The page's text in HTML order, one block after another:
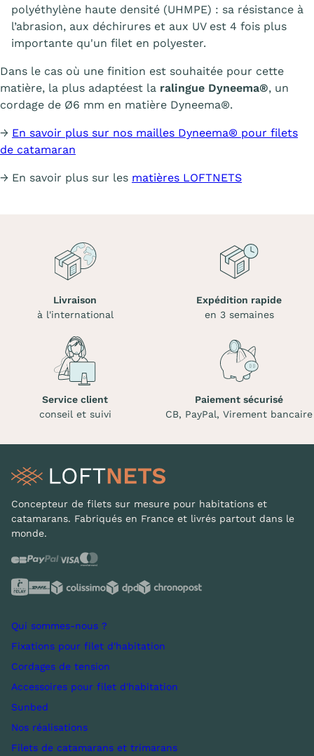
polyéthylène haute densité (UHMPE) : sa résistance à
l’abrasion, aux déchirures et aux UV est 4 fois plus
importante qu'un filet en polyester.
Dans le cas où une finition est souhaitée pour cette
matière, la plus adaptéest la ralingue Dyneema®, un
cordage de Ø6 mm en matière Dyneema®.
→ En savoir plus sur nos mailles Dyneema® pour filets
de catamaran
→ En savoir plus sur les matières LOFTNETS
Livraison
à l'international
Expédition rapide
en 3 semaines
Service client
conseil et suivi
Paiement sécurisé
CB, PayPal, Virement bancaire
Concepteur de filets sur mesure pour habitations et
catamarans. Fabriqués en France et livrés partout dans le
monde.
Qui sommes-nous ?
Fixations pour filet d'habitation
Cordages de tension
Accessoires pour filet d'habitation
Sunbed
Nos réalisations
Filets de catamarans et trimarans